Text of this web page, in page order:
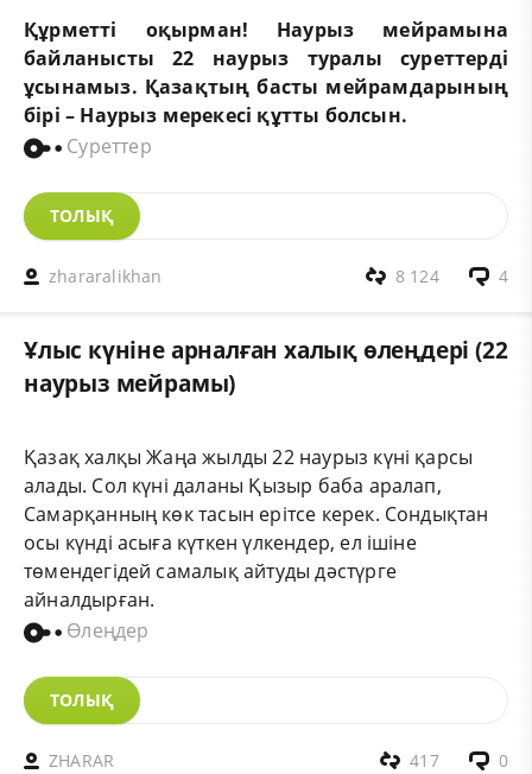
Құрметті оқырман! Наурыз мейрамына
байланысты 22 наурыз туралы суреттерді
ұсынамыз. Қазақтың басты мейрамдарының
бірі – Наурыз мерекесі құтты болсын.
Суреттер
ТОЛЫҚ
zhararalikhan 4
8 124
Ұлыс күніне арналған халық өлеңдері (22
наурыз мейрамы)
Қазақ халқы Жаңа жылды 22 наурыз күні қарсы
алады. Сол күні даланы Қызыр баба аралап,
Самарқанның көк тасын ерітсе керек. Сондықтан
осы күнді асыға күткен үлкендер, ел ішіне
төмендегідей самалық айтуды дәстүрге
айналдырған.
Өлеңдер
ТОЛЫҚ
ZHARAR 0
417